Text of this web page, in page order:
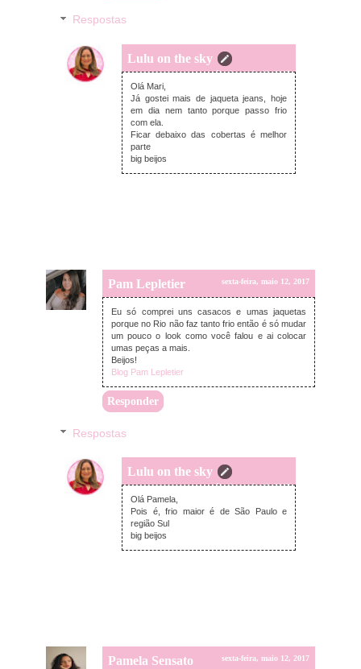
Respostas
Lulu on the sky
sábado, maio 13, 2017
Olá Mari,
Já gostei mais de jaqueta jeans, hoje
em dia nem tanto porque passo frio
com ela.
Ficar debaixo das cobertas é melhor
parte
big beijos
Pam Lepletier sexta-feira, maio 12, 2017
Eu só comprei uns casacos e umas jaquetas
porque no Rio não faz tanto frio então é só mudar
um pouco o look como você falou e ai colocar
umas peças a mais.
Beijos!
Blog Pam Lepletier
Responder
Respostas
Lulu on the sky
sábado, maio 13, 2017
Olá Pamela,
Pois é, frio maior é de São Paulo e
região Sul
big beijos
Pamela Sensato sexta-feira, maio 12, 2017